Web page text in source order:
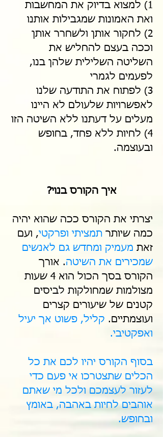
1) למצוא בדיוק את המחשבות
ואת האמונות שמגבילות אותנו
2) לחקור אותן ולשחרר אותן
וככה בעצם להחליש את
השליטה השלילית שלהן בנו,
לפעמים לגמרי
3) לפתוח את התודעה שלנו
לאפשרויות שלעולם לא היינו
מעלים על דעתנו ללא השיטה הזו
4) לחיות ללא פחד, בחופש
ובעוצמה.
איך הקורס בנוי?
יצרתי את הקורס ככה שהוא יהיה
כמה שיותר תמציתי ופרקטי, ועם
זאת מעמיק ומחדש גם לאנשים
שמכירים את השיטה. אורך
הקורס בסך הכול הוא 4 שעות
מצולמות שמחולקות לביסים
קטנים של שיעורים קצרים
ועוצמתיים. קליל, פשוט אך יעיל
ואפקטיבי.
בסוף הקורס יהיו לכם את כל
הכלים שתצטרכו אי פעם כדי
לעזור לעצמכם ולכל מי שאתם
אוהבים לחיות באהבה, באומץ
ובחופש.